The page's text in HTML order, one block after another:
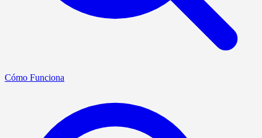
Cómo Funciona